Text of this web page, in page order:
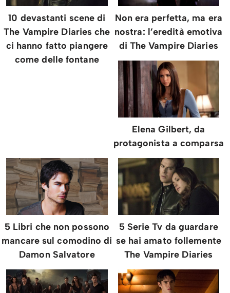
10 devastanti scene di
The Vampire Diaries che
ci hanno fatto piangere
come delle fontane
Non era perfetta, ma era
nostra: l’eredità emotiva
di The Vampire Diaries
Elena Gilbert, da
protagonista a comparsa
5 Libri che non possono
mancare sul comodino di
Damon Salvatore
5 Serie Tv da guardare
se hai amato follemente
The Vampire Diaries